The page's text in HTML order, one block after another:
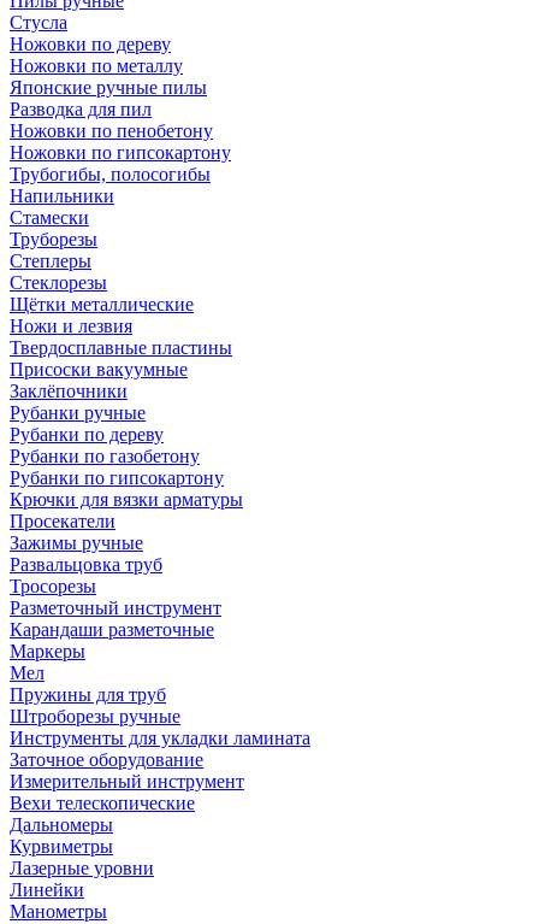
Стусла
Ножовки по дереву
Ножовки по металлу
Японские ручные пилы
Разводка для пил
Ножовки по пенобетону
Ножовки по гипсокартону
Трубогибы, полосогибы
Напильники
Стамески
Труборезы
Степлеры
Стеклорезы
Щётки металлические
Ножи и лезвия
Твердосплавные пластины
Присоски вакуумные
Заклёпочники
Рубанки ручные
Рубанки по дереву
Рубанки по газобетону
Рубанки по гипсокартону
Крючки для вязки арматуры
Просекатели
Зажимы ручные
Развальцовка труб
Тросорезы
Разметочный инструмент
Карандаши разметочные
Маркеры
Мел
Пружины для труб
Штроборезы ручные
Инструменты для укладки ламината
Заточное оборудование
Измерительный инструмент
Вехи телескопические
Дальномеры
Курвиметры
Лазерные уровни
Линейки
Манометры